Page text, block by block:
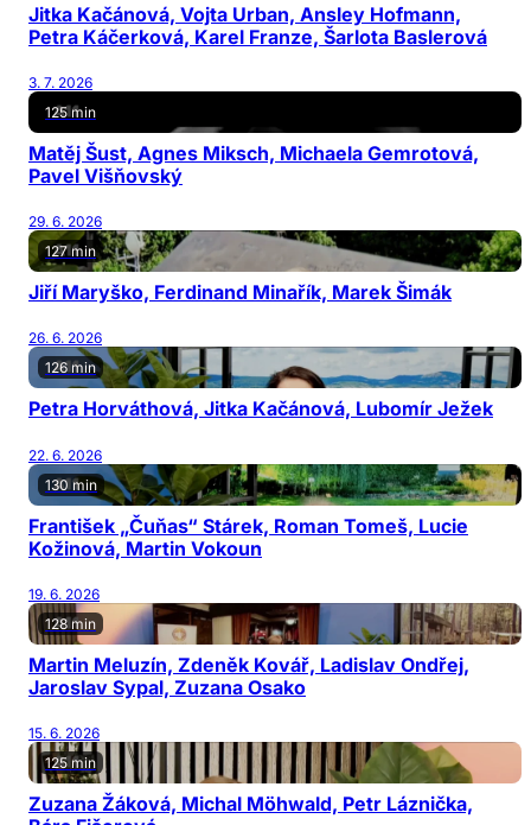
Jitka Kačánová, Vojta Urban, Ansley Hofmann,
Petra Káčerková, Karel Franze, Šarlota Baslerová
3. 7. 2026
125 min
Matěj Šust, Agnes Miksch, Michaela Gemrotová,
Pavel Višňovský
29. 6. 2026
127 min
Jiří Maryško, Ferdinand Minařík, Marek Šimák
26. 6. 2026
126 min
Petra Horváthová, Jitka Kačánová, Lubomír Ježek
22. 6. 2026
130 min
František „Čuňas“ Stárek, Roman Tomeš, Lucie
Kožinová, Martin Vokoun
19. 6. 2026
128 min
Martin Meluzín, Zdeněk Kovář, Ladislav Ondřej,
Jaroslav Sypal, Zuzana Osako
15. 6. 2026
125 min
Zuzana Žáková, Michal Möhwald, Petr Láznička,